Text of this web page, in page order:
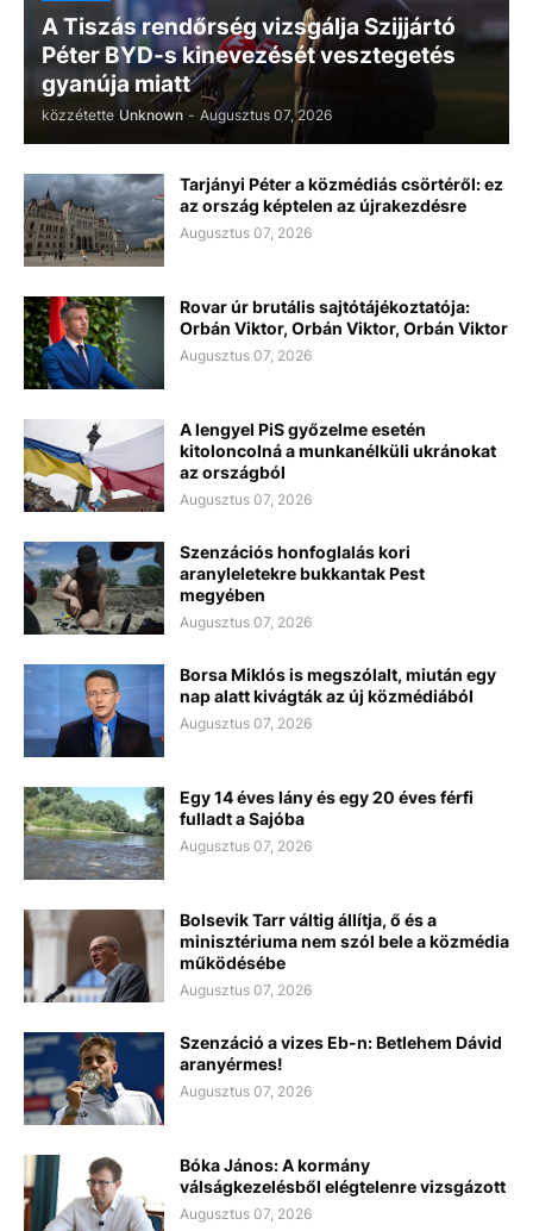
A Tiszás rendőrség vizsgálja Szijjártó
Péter BYD-s kinevezését vesztegetés
gyanúja miatt
közzétette Unknown - Augusztus 07, 2026
Tarjányi Péter a közmédiás csörtéről: ez
az ország képtelen az újrakezdésre
Augusztus 07, 2026
Rovar úr brutális sajtótájékoztatója:
Orbán Viktor, Orbán Viktor, Orbán Viktor
Augusztus 07, 2026
A lengyel PiS győzelme esetén
kitoloncolná a munkanélküli ukránokat
az országból
Augusztus 07, 2026
Szenzációs honfoglalás kori
aranyleletekre bukkantak Pest
megyében
Augusztus 07, 2026
Borsa Miklós is megszólalt, miután egy
nap alatt kivágták az új közmédiából
Augusztus 07, 2026
Egy 14 éves lány és egy 20 éves férfi
fulladt a Sajóba
Augusztus 07, 2026
Bolsevik Tarr váltig állítja, ő és a
minisztériuma nem szól bele a közmédia
működésébe
Augusztus 07, 2026
Szenzáció a vizes Eb-n: Betlehem Dávid
aranyérmes!
Augusztus 07, 2026
Bóka János: A kormány
válságkezelésből elégtelenre vizsgázott
Augusztus 07, 2026